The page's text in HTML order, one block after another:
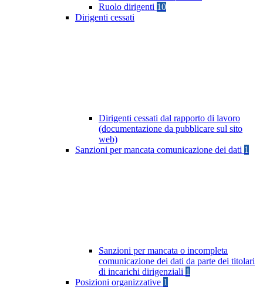
Ruolo dirigenti 10
Dirigenti cessati
Dirigenti cessati dal rapporto di lavoro
(documentazione da pubblicare sul sito
web)
Sanzioni per mancata comunicazione dei dati 1
Sanzioni per mancata o incompleta
comunicazione dei dati da parte dei titolari
di incarichi dirigenziali 1
Posizioni organizzative 1